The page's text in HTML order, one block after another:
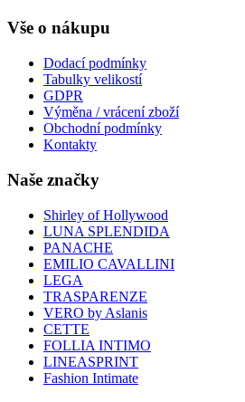
Vše o nákupu
Dodací podmínky
Tabulky velikostí
GDPR
Výměna / vrácení zboží
Obchodní podmínky
Kontakty
Naše značky
Shirley of Hollywood
LUNA SPLENDIDA
PANACHE
EMILIO CAVALLINI
LEGA
TRASPARENZE
VERO by Aslanis
CETTE
FOLLIA INTIMO
LINEASPRINT
Fashion Intimate